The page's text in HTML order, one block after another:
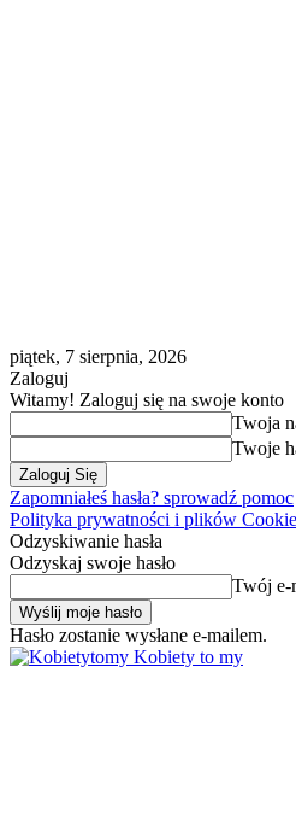
piątek, 7 sierpnia, 2026
Zaloguj
Witamy! Zaloguj się na swoje konto
Twoja
Twoje
Zapomniałeś hasła? sprowadź pomoc
Polityka prywatności i plików
Odzyskiwanie hasła
Odzyskaj swoje hasło
Twój e-
Hasło zostanie wysłane e-mailem.
Kobiety to my